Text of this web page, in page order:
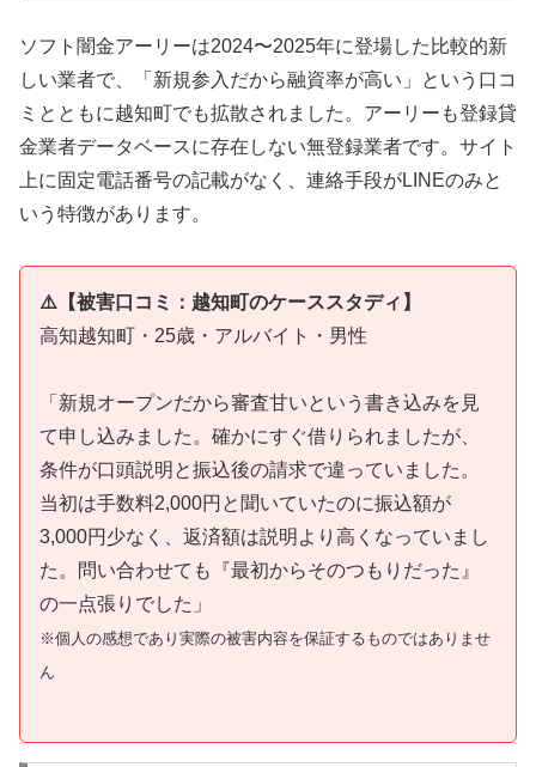
ソフト闇金アーリーは2024〜2025年に登場した比較的新
しい業者で、「新規参入だから融資率が高い」という口コ
ミとともに越知町でも拡散されました。アーリーも登録貸
金業者データベースに存在しない無登録業者です。サイト
上に固定電話番号の記載がなく、連絡手段がLINEのみと
いう特徴があります。
⚠️【被害口コミ：越知町のケーススタディ】
高知越知町・25歳・アルバイト・男性
「新規オープンだから審査甘いという書き込みを見
て申し込みました。確かにすぐ借りられましたが、
条件が口頭説明と振込後の請求で違っていました。
当初は手数料2,000円と聞いていたのに振込額が
3,000円少なく、返済額は説明より高くなっていまし
た。問い合わせても『最初からそのつもりだった』
の一点張りでした」
※個人の感想であり実際の被害内容を保証するものではありませ
ん